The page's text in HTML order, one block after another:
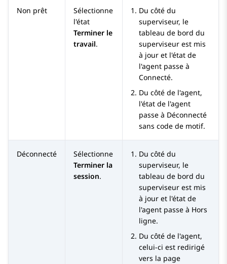
Non prêt
Sélectionne
l'état
Terminer le
travail.
Du côté du
superviseur, le
tableau de bord du
superviseur est mis
à jour et l'état de
l'agent passe à
Connecté.
Du côté de l'agent,
l'état de l'agent
passe à Déconnecté
sans code de motif.
Déconnecté
Sélectionne
Terminer la
session.
Du côté du
superviseur, le
tableau de bord du
superviseur est mis
à jour et l'état de
l'agent passe à Hors
ligne.
Du côté de l'agent,
celui-ci est redirigé
vers la page